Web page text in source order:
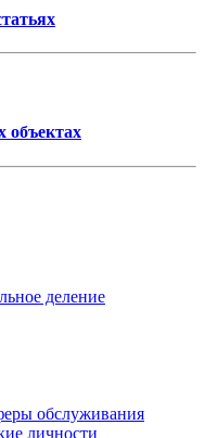
объектах
деление
обслуживания
личности